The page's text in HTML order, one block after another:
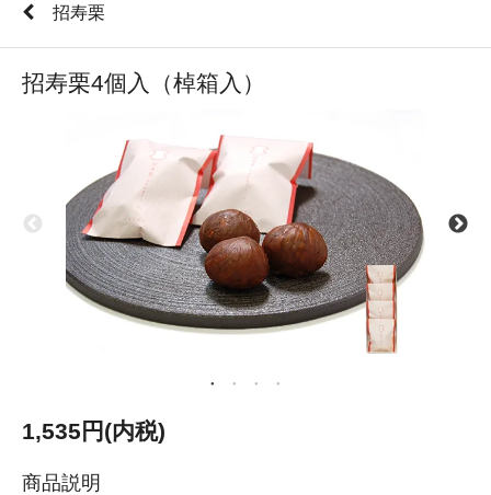
招寿栗
招寿栗4個入（棹箱入）
1,535円(内税)
商品説明